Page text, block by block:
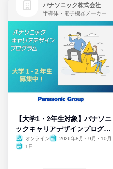
パナソニック株式会社
半導体・電子機器メーカー
【大学1・2年生対象】パナソニ
ックキャリアデザインプログラ
ム
オンライン
2026年8月・9月・10月
1日